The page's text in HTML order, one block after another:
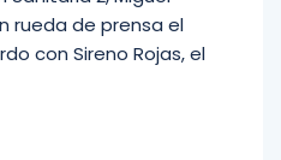
rueda de prensa el
con Sireno Rojas, el